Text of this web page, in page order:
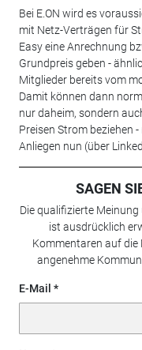
Bei E.ON wird es
mit Netz-Verträgen für
Easy eine Anrechnung
Grundpreis geben -
Mitglieder bereits vom
Damit können dann
nur daheim, sondern
Preisen Strom beziehen
Anliegen nun (über
SAGEN
Die qualifizierte
ist ausdrücklich
Kommentaren auf die
angenehme
E-Mail